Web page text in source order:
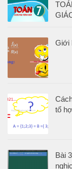
Giới
tổ
Bài